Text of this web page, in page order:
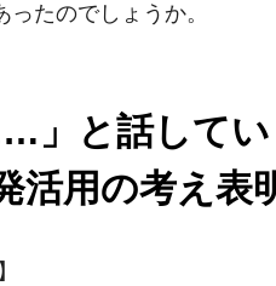
たのでしょうか。
」と話してい
活用の考え表